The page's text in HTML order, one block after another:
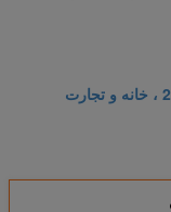
دانلود دفتر کار و مایکروسافت مایکروسافت 2019 ، خانه و تجارت